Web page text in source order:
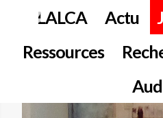
LALCA Actu
Ressources